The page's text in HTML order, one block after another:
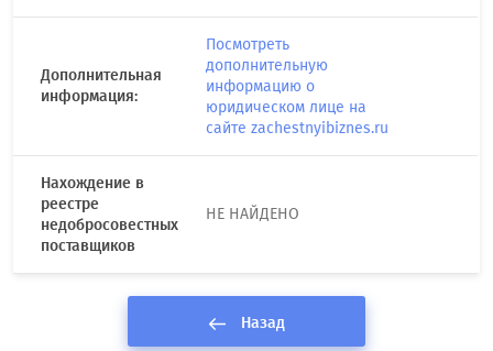
Дополнительная
информация:
Посмотреть
дополнительную
информацию о
юридическом лице на
сайте zachestnyibiznes.ru
Нахождение в
реестре
недобросовестных
поставщиков
НЕ НАЙДЕНО
Назад